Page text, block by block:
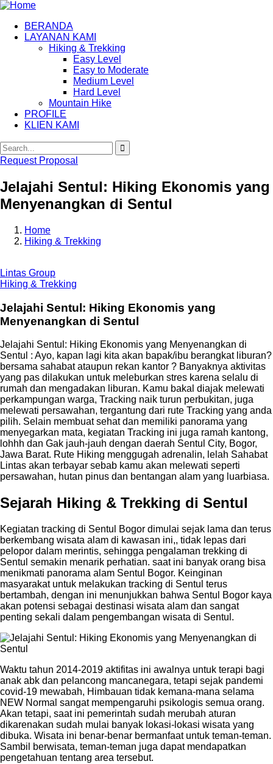
BERANDA
LAYANAN KAMI
Hiking & Trekking
Easy Level
Easy to Moderate
Medium Level
Hard Level
Mountain Hike
PROFILE
KLIEN KAMI
Request Proposal
Jelajahi Sentul: Hiking Ekonomis yang
Menyenangkan di Sentul
Home
Hiking & Trekking
Lintas Group
Hiking & Trekking
Jelajahi Sentul: Hiking Ekonomis yang
Menyenangkan di Sentul
Jelajahi Sentul: Hiking Ekonomis yang Menyenangkan di
Sentul : Ayo, kapan lagi kita akan bapak/ibu berangkat liburan?
bersama sahabat ataupun rekan kantor ? Banyaknya aktivitas
yang pas dilakukan untuk meleburkan stres karena selalu di
rumah dan mengadakan liburan. Kamu bakal diajak melewati
perkampungan warga, Tracking naik turun perbukitan, juga
melewati persawahan, tergantung dari rute Tracking yang anda
pilih. Selain membuat sehat dan memiliki panorama yang
menyegarkan mata, kegiatan Tracking ini juga ramah kantong,
lohhh dan Gak jauh-jauh dengan daerah Sentul City, Bogor,
Jawa Barat. Rute Hiking menggugah adrenalin, lelah Sahabat
Lintas akan terbayar sebab kamu akan melewati seperti
persawahan, hutan pinus dan bentangan alam yang luarbiasa.
Sejarah Hiking & Trekking di Sentul
Kegiatan tracking di Sentul Bogor dimulai sejak lama dan terus
berkembang wisata alam di kawasan ini,, tidak lepas dari
pelopor dalam merintis, sehingga pengalaman trekking di
Sentul semakin menarik perhatian. saat ini banyak orang bisa
menikmati panorama alam Sentul Bogor. Keinginan
masyarakat untuk melakukan tracking di Sentul terus
bertambah, dengan ini menunjukkan bahwa Sentul Bogor kaya
akan potensi sebagai destinasi wisata alam dan sangat
penting sekali dalam pengembangan wisata di Sentul.
Waktu tahun 2014-2019 aktifitas ini awalnya untuk terapi bagi
anak abk dan pelancong mancanegara, tetapi sejak pandemi
covid-19 mewabah, Himbauan tidak kemana-mana selama
NEW Normal sangat mempengaruhi psikologis semua orang.
Akan tetapi, saat ini pemerintah sudah merubah aturan
dikarenakan sudah mulai banyak lokasi-lokasi wisata yang
dibuka. Wisata ini benar-benar bermanfaat untuk teman-teman.
Sambil berwisata, teman-teman juga dapat mendapatkan
pengetahuan tentang area tersebut.